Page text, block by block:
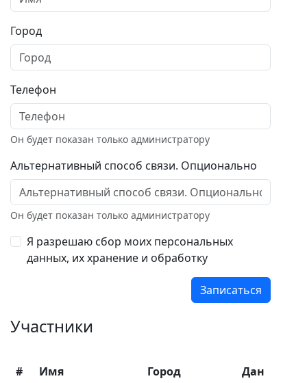
Город
Телефон
Он будет показан только администратору
Альтернативный способ связи. Опционально
Он будет показан только администратору
Я разрешаю сбор моих персональных
данных, их хранение и обработку
Записаться
Участники
# Имя Город
Дан